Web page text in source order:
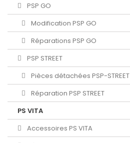
PSP GO
Modification PSP GO
Réparations PSP GO
PSP STREET
Pièces détachées PSP-STREET
Réparation PSP STREET
PS VITA
Accessoires PS VITA